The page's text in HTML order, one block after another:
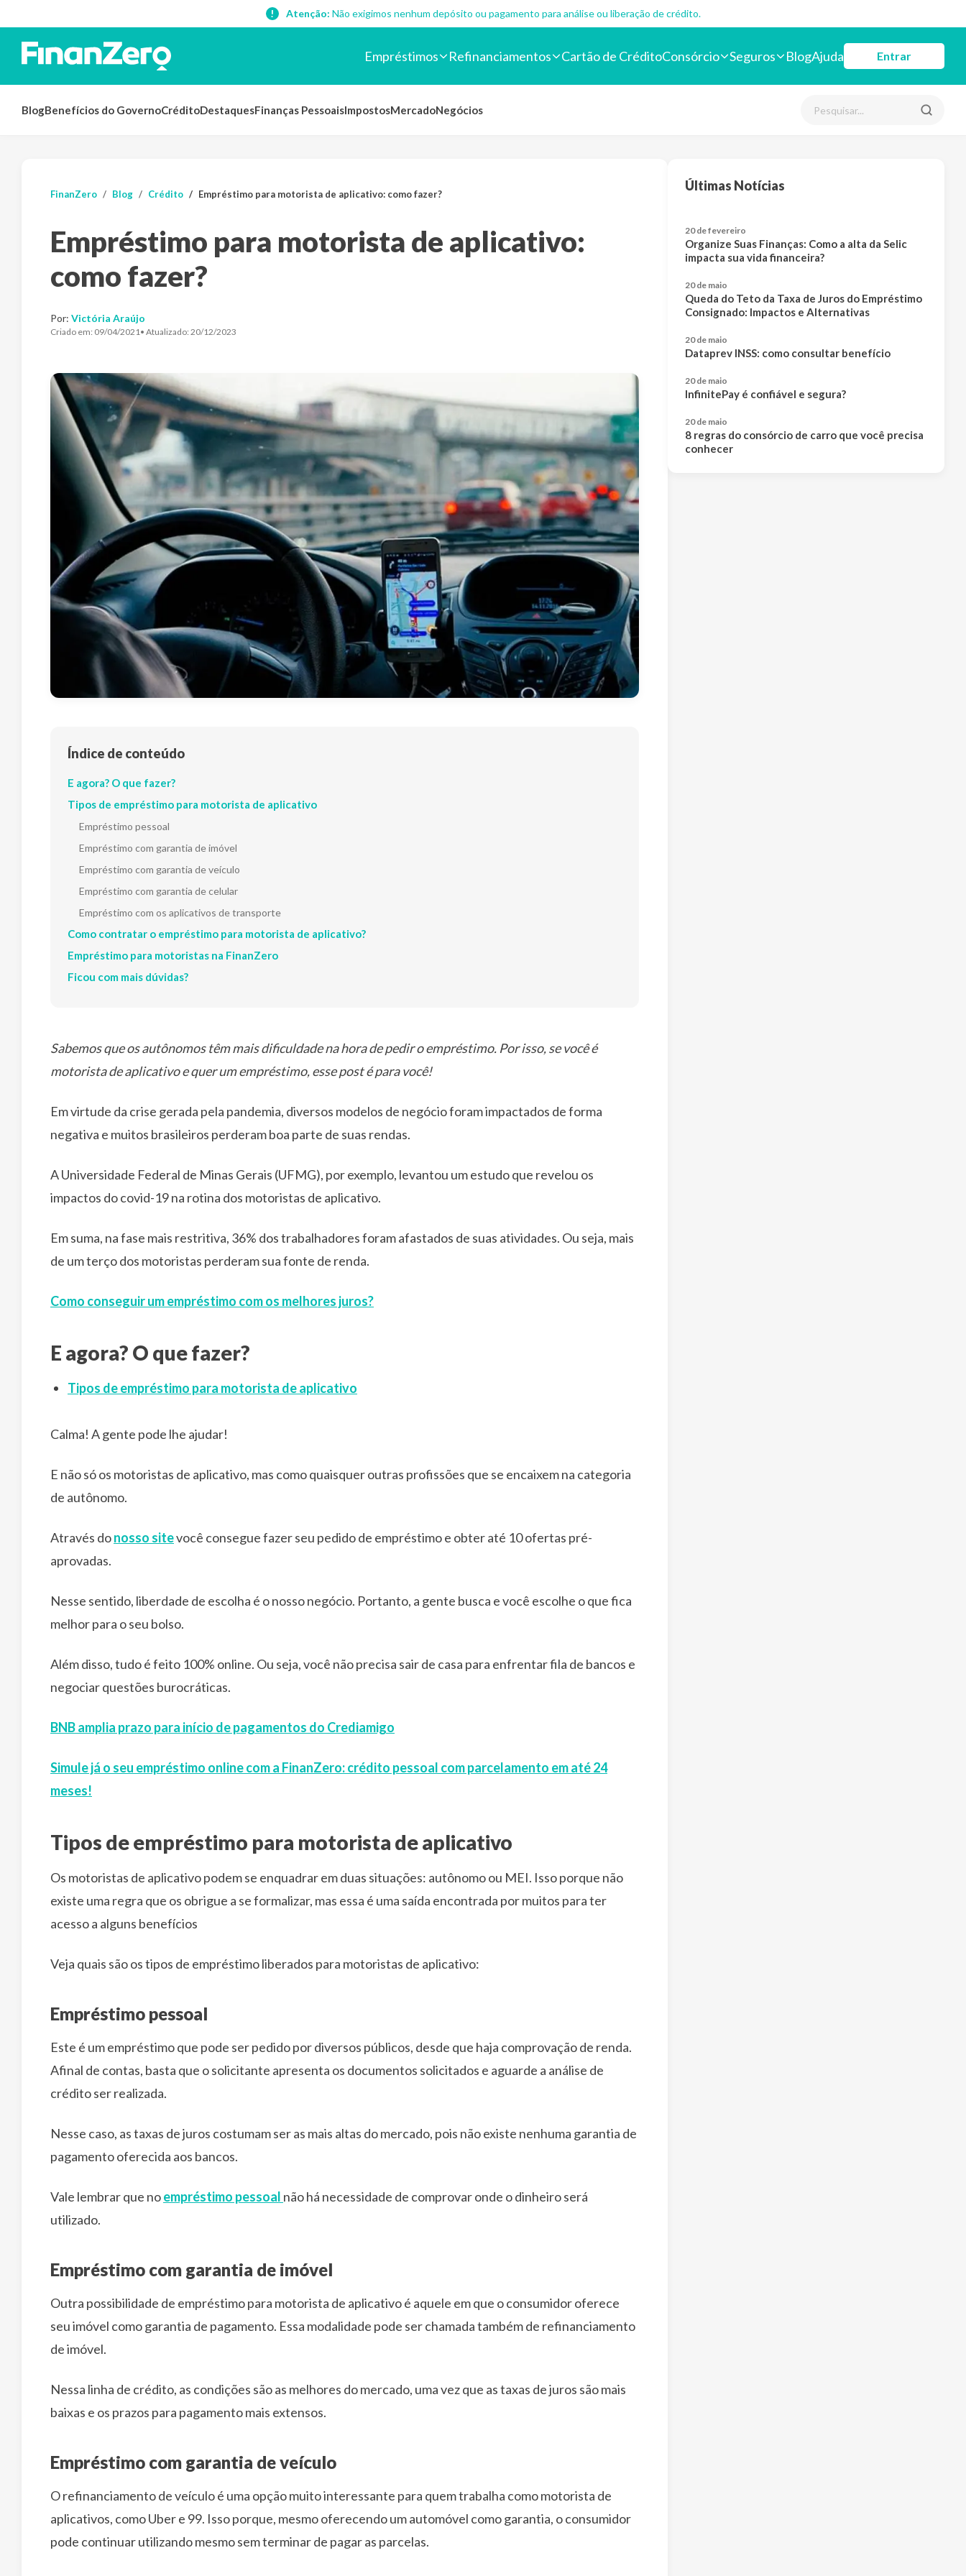
Atenção: Não exigimos nenhum depósito ou pagamento para análise ou liberação de crédito.
Empréstimos Refinanciamentos Cartão de CréditoConsórcio Seguros BlogAjuda Entrar
BlogBenefícios do GovernoCréditoDestaquesFinanças PessoaisImpostosMercadoNegócios
FinanZero Blog Crédito Empréstimo para motorista de aplicativo: como fazer?
Empréstimo para motorista de aplicativo:
como fazer?
Por: Victória Araújo
Criado em: 09/04/2021• Atualizado: 20/12/2023
Índice de conteúdo
E agora? O que fazer?
Tipos de empréstimo para motorista de aplicativo
Empréstimo pessoal
Empréstimo com garantia de imóvel
Empréstimo com garantia de veículo
Empréstimo com garantia de celular
Empréstimo com os aplicativos de transporte
Como contratar o empréstimo para motorista de aplicativo?
Empréstimo para motoristas na FinanZero
Ficou com mais dúvidas?
Sabemos que os autônomos têm mais dificuldade na hora de pedir o empréstimo. Por isso, se você é
motorista de aplicativo e quer um empréstimo, esse post é para você!
Em virtude da crise gerada pela pandemia, diversos modelos de negócio foram impactados de forma
negativa e muitos brasileiros perderam boa parte de suas rendas.
A Universidade Federal de Minas Gerais (UFMG), por exemplo, levantou um estudo que revelou os
impactos do covid-19 na rotina dos motoristas de aplicativo.
Em suma, na fase mais restritiva, 36% dos trabalhadores foram afastados de suas atividades. Ou seja, mais
de um terço dos motoristas perderam sua fonte de renda.
Como conseguir um empréstimo com os melhores juros?
E agora? O que fazer?
Tipos de empréstimo para motorista de aplicativo
Calma! A gente pode lhe ajudar!
E não só os motoristas de aplicativo, mas como quaisquer outras profissões que se encaixem na categoria
de autônomo.
Através donosso sitevocê consegue fazer seu pedido de empréstimo e obter até 10 ofertas pré-
aprovadas.
Nesse sentido, liberdade de escolha é o nosso negócio. Portanto, a gente busca e você escolhe o que fica
melhor para o seu bolso.
Além disso, tudo é feito 100% online. Ou seja, você não precisa sair de casa para enfrentar fila de bancos e
negociar questões burocráticas.
BNB amplia prazo para início de pagamentos do Crediamigo
Simule já o seu empréstimo online com a FinanZero: crédito pessoal com parcelamento em até 24
meses!
Tipos de empréstimo para motorista de aplicativo
Os motoristas de aplicativo podem se enquadrar em duas situações: autônomo ou MEI. Isso porque não
existe uma regra que os obrigue a se formalizar, mas essa é uma saída encontrada por muitos para ter
acesso a alguns benefícios
Veja quais são os tipos de empréstimo liberados para motoristas de aplicativo:
Empréstimo pessoal
Este é um empréstimo que pode ser pedido por diversos públicos, desde que haja comprovação de renda.
Afinal de contas, basta que o solicitante apresenta os documentos solicitados e aguarde a análise de
crédito ser realizada.
Nesse caso, as taxas de juros costumam ser as mais altas do mercado, pois não existe nenhuma garantia de
pagamento oferecida aos bancos.
Vale lembrar que noempréstimo pessoal não há necessidade de comprovar onde o dinheiro será
utilizado.
Empréstimo com garantia de imóvel
Outra possibilidade de empréstimo para motorista de aplicativo é aquele em que o consumidor oferece
seu imóvel como garantia de pagamento. Essa modalidade pode ser chamada também de refinanciamento
de imóvel.
Nessa linha de crédito, as condições são as melhores do mercado, uma vez que as taxas de juros são mais
baixas e os prazos para pagamento mais extensos.
Empréstimo com garantia de veículo
O refinanciamento de veículo é uma opção muito interessante para quem trabalha como motorista de
aplicativos, como Uber e 99. Isso porque, mesmo oferecendo um automóvel como garantia, o consumidor
pode continuar utilizando mesmo sem terminar de pagar as parcelas.
Últimas Notícias
20 de fevereiro
Organize Suas Finanças: Como a alta da Selic
impacta sua vida financeira?
20 de maio
Queda do Teto da Taxa de Juros do Empréstimo
Consignado: Impactos e Alternativas
20 de maio
Dataprev INSS: como consultar benefício
20 de maio
InfinitePay é confiável e segura?
20 de maio
8 regras do consórcio de carro que você precisa
conhecer